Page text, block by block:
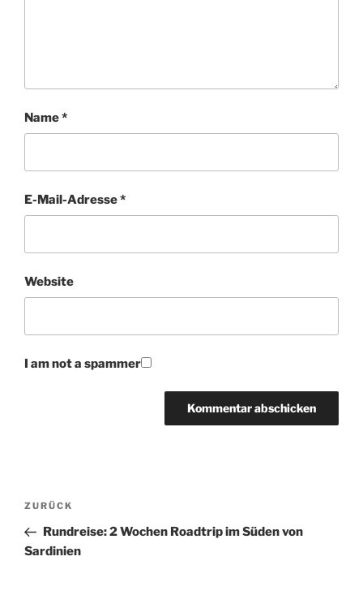
Name*
E-Mail-Adresse*
Website
I am not a spammer
Beitragsnavigation
Vorheriger
Beitrag
ZURÜCK
Rundreise: 2 Wochen Roadtrip im Süden von
Sardinien